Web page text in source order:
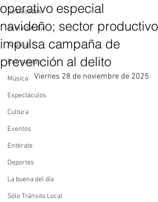
Destacados
Tema del dia
Analisis
Entrevistas
Música
Espectáculos
Cultura
Eventos
Entérate
Deportes
La buena del día
Sólo Tránsito Local
operativo especial
navideño; sector productivo
impulsa campaña de
prevención al delito
Viernes 28 de noviembre de 2025